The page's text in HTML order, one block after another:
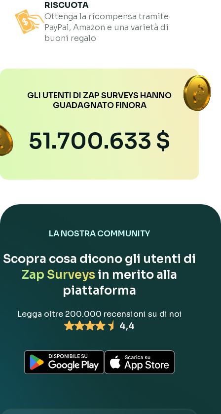
RISCUOTA
Ottenga la ricompensa tramite
PayPal, Amazon e una varietà di
buoni regalo
GLI UTENTI DI ZAP SURVEYS HANNO
GUADAGNATO FINORA
51.700.633 $
LA NOSTRA COMMUNITY
Scopra cosa dicono gli utenti di
Zap Surveys in merito alla
piattaforma
Legga oltre 200.000 recensioni su di noi
4,4